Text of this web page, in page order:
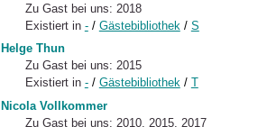
Zu Gast bei uns: 2018
Existiert in - / Gästebibliothek / S
Helge Thun
Zu Gast bei uns: 2015
Existiert in - / Gästebibliothek / T
Nicola Vollkommer
Zu Gast bei uns: 2010, 2015, 2017